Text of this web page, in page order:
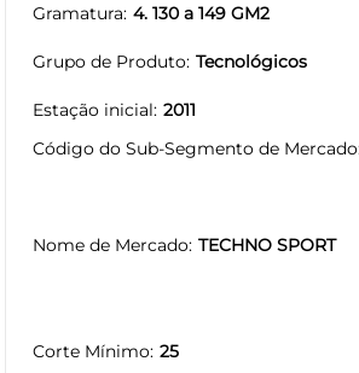
Gramatura 4. 130 a 149 GM2
Grupo de Produto Tecnológicos
Estação inicial 2011
Código do Sub-Segmento de Mercado
Nome de Mercado TECHNO SPORT
Corte Mínimo 25